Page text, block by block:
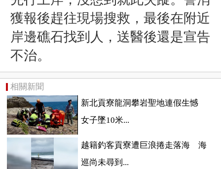
獲報後趕往現場搜救，最後在附近
岸邊礁石找到人，送醫後還是宣告
不治。
相關新聞
新北貢寮龍洞攀岩聖地連假生憾
女子墜10米...
越籍釣客貢寮遭巨浪捲走落海 海
巡尚未尋到...